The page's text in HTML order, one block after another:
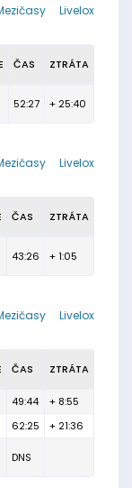
Livelox
ČAS ZTRÁTA
52:27 + 25:40
Livelox
ČAS ZTRÁTA
43:26 + 1:05
Livelox
ČAS ZTRÁTA
49:44
+ 8:55
62:25
+ 21:36
DNS